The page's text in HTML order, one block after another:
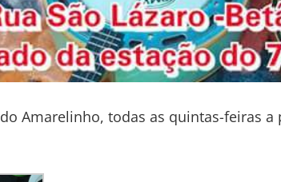
Amarelinho, todas as quintas-feiras a